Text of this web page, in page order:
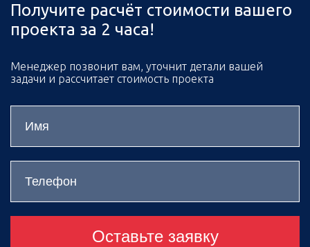
Получите расчёт стоимости вашего
проекта за 2 часа!
Менеджер позвонит вам, уточнит детали вашей
задачи и рассчитает стоимость проекта
Оставьте заявку